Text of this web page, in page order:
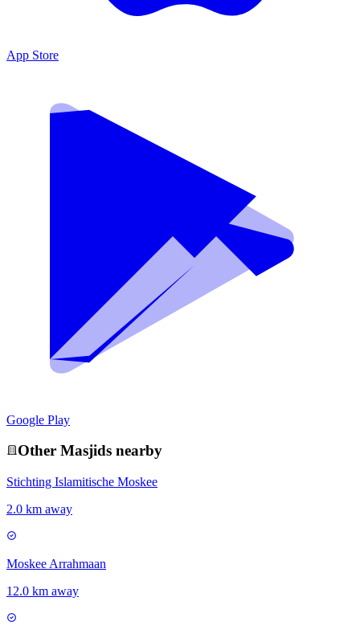
App Store
Google Play
Other Masjids nearby
Stichting Islamitische Moskee
2.0 km away
Moskee Arrahmaan
12.0 km away